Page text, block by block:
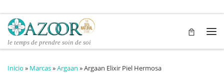
Saltar al contenido
le temps de prendre soin de soi
Inicio » Marcas»Argaan »Argaan Elixir Piel Hermosa